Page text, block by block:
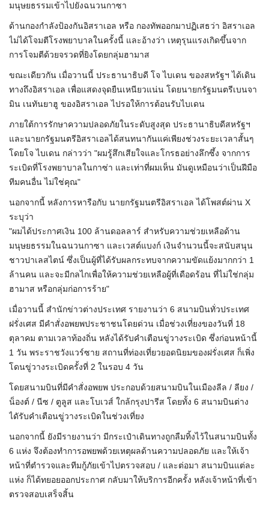
มนุษยธรรมเข้าไปยังฉนวนกาซา
ด้านกองกำลังป้องกันอิสราเอล หรือ กองทัพออกมาปฏิเสธว่า อิสราเอล
ไม่ได้โจมตีโรงพยาบาลในครั้งนี้ และอ้างว่า เหตุรุนแรงเกิดขึ้นจาก
การโจมตีด้วยจรวดที่ยิงโดยกลุ่มฮามาส
ขณะเดียวกัน เมื่อวานนี้ ประธานาธิบดี โจ ไบเดน ของสหรัฐฯ ได้เดิน
ทางถึงอิสราเอล เพื่อแสดงจุดยืนเหนียวแน่น โดยนายกรัฐมนตรีเบนจา
มิน เนทันยาฮู ของอิสราเอล ไปรอให้การต้อนรับไบเดน
ภายใต้การรักษาความปลอดภัยในระดับสูงสุด ประธานาธิบดีสหรัฐฯ
และนายกรัฐมนตรีอิสราเอลได้สนทนากันแค่เพียงช่วงระยะเวลาสั้นๆ
โดยโจ ไบเดน กล่าวว่า "ผมรู้สึกเสียใจและโกรธอย่างลึกซึ้ง จากการ
ระเบิดที่โรงพยาบาลในกาซ่า และเท่าที่ผมเห็น มันดูเหมือนว่าเป็นฝีมือ
ทีมคนอื่น ไม่ใช่คุณ"
นอกจากนี้ หลังการหารือกับ นายกรัฐมนตรีอิสราเอล ได้โพสต์ผ่าน X
ระบุว่า
"ผมได้ประกาศเงิน 100 ล้านดอลลาร์ สำหรับความช่วยเหลือด้าน
มนุษยธรรมในฉนวนกาซา และเวสต์แบงก์ เงินจำนวนนี้จะสนับสนุน
ชาวปาเลสไตน์ ซึ่งเป็นผู้ที่ได้รับผลกระทบจากความขัดแย้งมากกว่า 1
ล้านคน และจะมีกลไกเพื่อให้ความช่วยเหลือผู้ที่เดือดร้อน ที่ไม่ใช่กลุ่ม
ฮามาส หรือกลุ่มก่อการร้าย"
เมื่อวานนี้ สำนักข่าวต่างประเทศ รายงานว่า 6 สนามบินทั่วประเทศ
ฝรั่งเศส มีคำสั่งอพยพประชาชนโดยด่วน เมื่อช่วงเที่ยงของวันที่ 18
ตุลาคม ตามเวลาท้องถิ่น หลังได้รับคำเตือนขู่วางระเบิด ซึ่งก่อนหน้านี้
1 วัน พระราชวังแวร์ซาย สถานที่ท่องเที่ยวยอดนิยมของฝรั่งเศส ก็เพิ่ง
โดนขู่วางระเบิดครั้งที่ 2 ในรอบ 4 วัน
โดยสนามบินที่มีคำสั่งอพยพ ประกอบด้วยสนามบินในเมืองลีล / ลียง /
น็องต์ / นีซ / ตูลูส และโบเวส์ ใกล้กรุงปารีส โดยทั้ง 6 สนามบินต่าง
ไดัรับคำเตือนขู่วางระเบิดในช่วงเที่ยง
นอกจากนี้ ยังมีรายงานว่า มีกระเป๋าเดินทางถูกลืมทิ้งไว้ในสนามบินทั้ง
6 แห่ง จึงต้องทำการอพยพด้วยเหตุผลด้านความปลอดภัย และให้เจ้า
หน้าที่ตำรวจและทีมกู้ภัยเข้าไปตรวจสอบ / และต่อมา สนามบินแต่ละ
แห่ง ก็ได้ทยอยออกประกาศ กลับมาให้บริการอีกครั้ง หลังเจ้าหน้าที่เข้า
ตรวจสอบเสร็จสิ้น